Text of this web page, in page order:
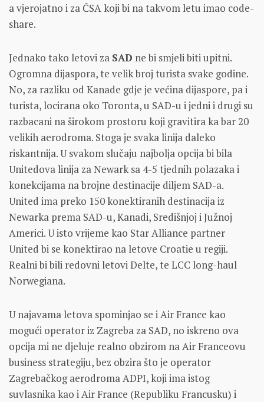
a vjerojatno i za ČSA koji bi na takvom letu imao code-
share.
Jednako tako letovi za SAD ne bi smjeli biti upitni.
Ogromna dijaspora, te velik broj turista svake godine.
No, za razliku od Kanade gdje je većina dijaspore, pa i
turista, locirana oko Toronta, u SAD-u i jedni i drugi su
razbacani na širokom prostoru koji gravitira ka bar 20
velikih aerodroma. Stoga je svaka linija daleko
riskantnija. U svakom slučaju najbolja opcija bi bila
Unitedova linija za Newark sa 4-5 tjednih polazaka i
konekcijama na brojne destinacije diljem SAD-a.
United ima preko 150 konektiranih destinacija iz
Newarka prema SAD-u, Kanadi, Središnjoj i Južnoj
Americi. U isto vrijeme kao Star Alliance partner
United bi se konektirao na letove Croatie u regiji.
Realni bi bili redovni letovi Delte, te LCC long-haul
Norwegiana.
U najavama letova spominjao se i Air France kao
mogući operator iz Zagreba za SAD, no iskreno ova
opcija mi ne djeluje realno obzirom na Air Franceovu
business strategiju, bez obzira što je operator
Zagrebačkog aerodroma ADPI, koji ima istog
suvlasnika kao i Air France (Republiku Francusku) i